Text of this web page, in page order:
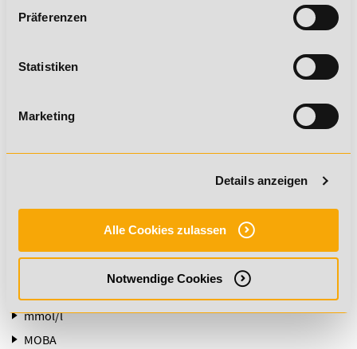
Präferenzen
Statistiken
Marketing
Details anzeigen
Alle Cookies zulassen
Notwendige Cookies
Minimal- und Optimalprogramm im Ausdauertraining
Mitarbeiterevaluation
mmol/l
MOBA